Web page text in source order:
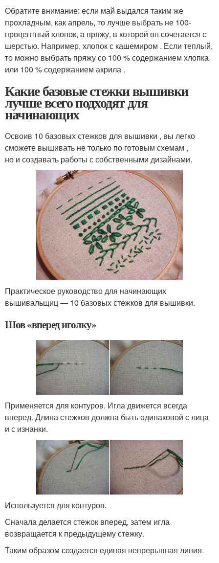
Обратите внимание: если май выдался таким же
прохладным, как апрель, то лучше выбрать не 100-
процентный хлопок, а пряжу, в которой он сочетается с
шерстью. Например, хлопок с кашемиром . Если теплый,
то можно выбрать пряжу со 100 % содержанием хлопка
или 100 % содержанием акрила .
Какие базовые стежки вышивки
лучше всего подходят для
начинающих
Освоив 10 базовых стежков для вышивки , вы легко
сможете вышивать не только по готовым схемам ,
но и создавать работы с собственными дизайнами.
Практическое руководство для начинающих
вышивальщиц — 10 базовых стежков для вышивки.
Шов «вперед иголку»
Применяется для контуров. Игла движется всегда
вперед. Длина стежков должна быть одинаковой с лица
и с изнанки.
Используется для контуров.
Сначала делается стежок вперед, затем игла
возвращается к предыдущему стежку.
Таким образом создается единая непрерывная линия.